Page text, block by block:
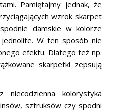
Pamiętajmy jednak, że
wzrok skarpet
spodnie damskie w kolorze
W ten sposób nie
efektu. Dlatego też np.
skarpetki zepsują
niecodzienna kolorystyka
sztruksów czy spodni